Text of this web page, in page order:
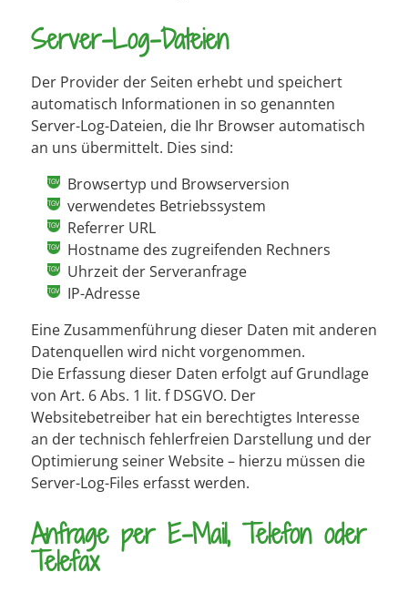
Server-Log-Dateien
Der Provider der Seiten erhebt und speichert
automatisch Informationen in so genannten
Server-Log-Dateien, die Ihr Browser automatisch
an uns übermittelt. Dies sind:
Browsertyp und Browserversion
verwendetes Betriebssystem
Referrer URL
Hostname des zugreifenden Rechners
Uhrzeit der Serveranfrage
IP-Adresse
Eine Zusammenführung dieser Daten mit anderen
Datenquellen wird nicht vorgenommen.
Die Erfassung dieser Daten erfolgt auf Grundlage
von Art. 6 Abs. 1 lit. f DSGVO. Der
Websitebetreiber hat ein berechtigtes Interesse
an der technisch fehlerfreien Darstellung und der
Optimierung seiner Website – hierzu müssen die
Server-Log-Files erfasst werden.
Anfrage per E-Mail, Telefon oder
Telefax